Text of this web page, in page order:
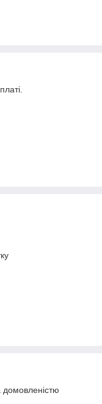
домовленістю